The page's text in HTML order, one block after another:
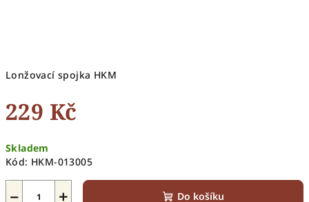
Lonžovací spojka HKM
229 Kč
cena:
Skladem
Kód: HKM-013005
+
− Do košíku